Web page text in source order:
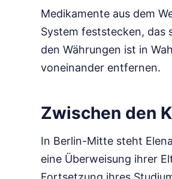
Medikamente aus dem
System feststecken, das
den Währungen ist in
voneinander entfernen.
Zwischen den
In Berlin-Mitte steht
eine Überweisung ihrer